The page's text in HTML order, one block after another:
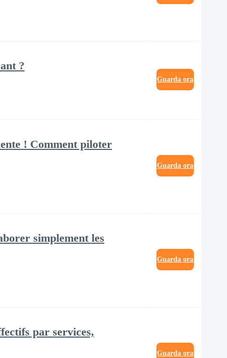
?
Guarda ora
! Comment piloter
Guarda ora
simplement les
Guarda ora
par services,
Guarda ora